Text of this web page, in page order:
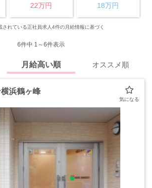
22万円
18万円
れている正社員求人4件の月給情報に基づく
6件中 1～6件表示
月給高い順 オススメ順
浜鶴ヶ峰